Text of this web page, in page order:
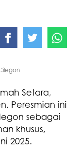
Setara,
Peresmian ini
sebagai
khusus,
2025.